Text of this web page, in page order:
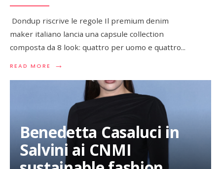
Dondup riscrive le regole Il premium denim
maker italiano lancia una capsule collection
composta da 8 look: quattro per uomo e quattro...
READ MORE →
READ
CAPSULE
COLLECTION
PUNTANDO
SULL’
ISATIS
TINCTORIA
Benedetta Casaluci in
Salvini ai CNMI